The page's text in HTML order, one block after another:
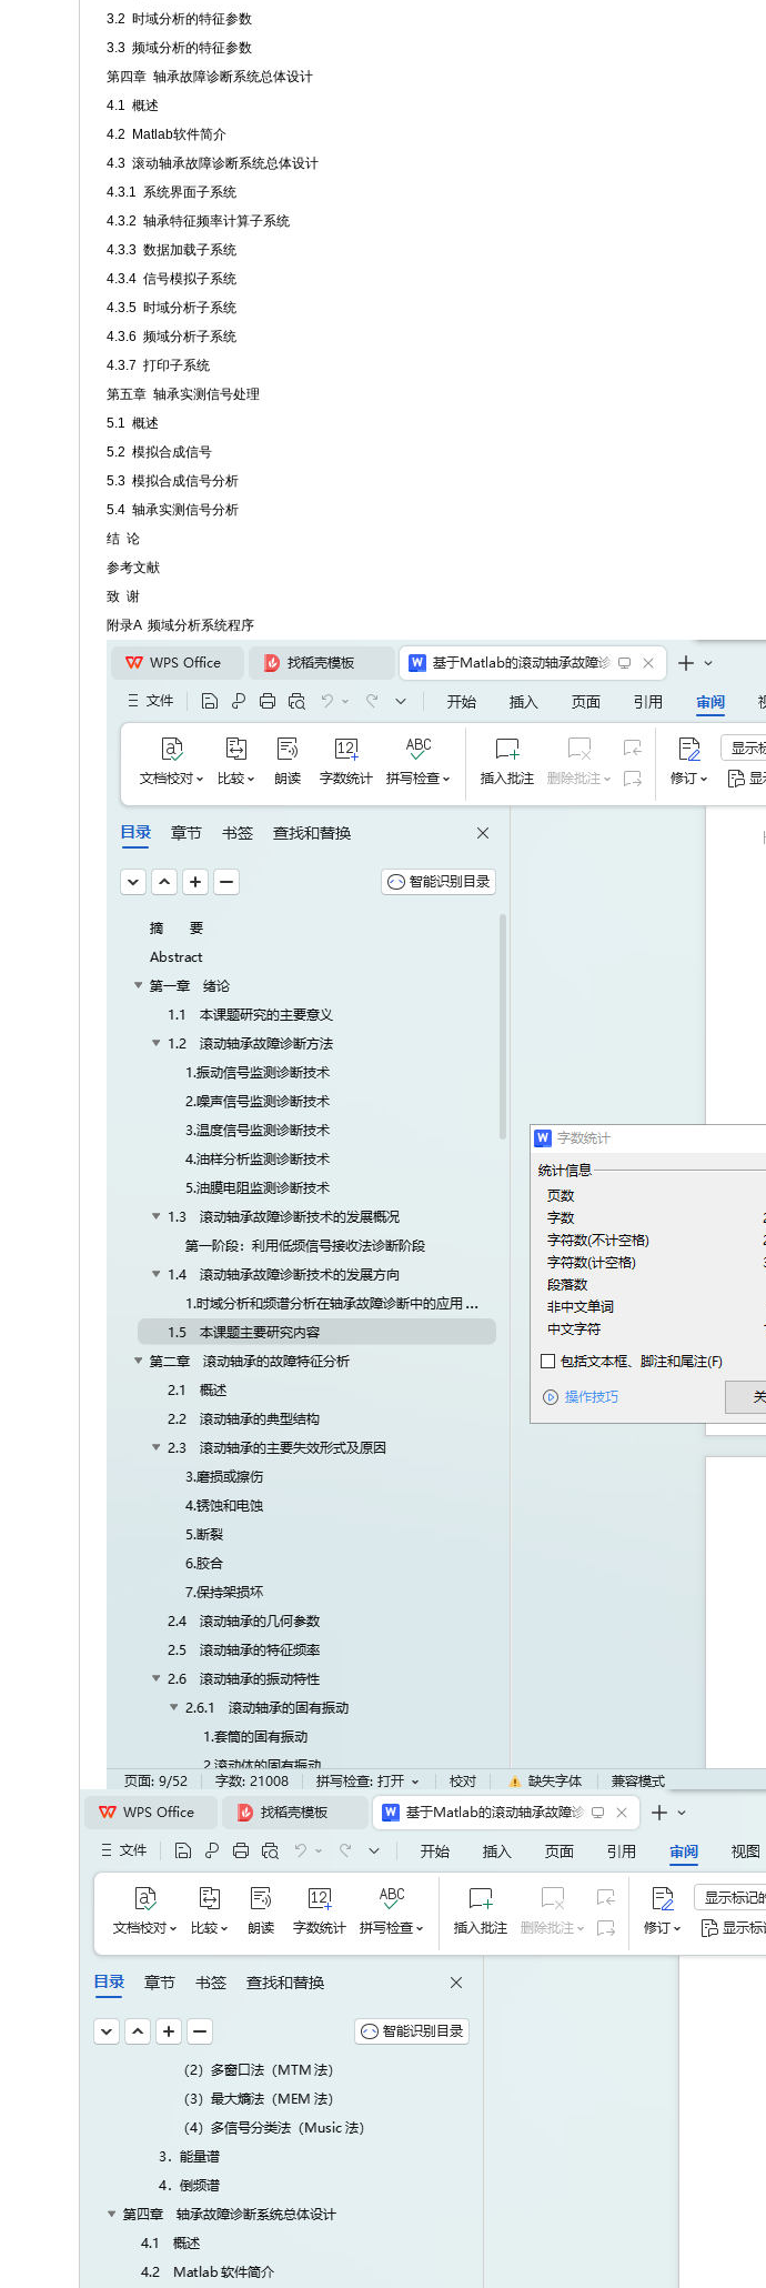
3.2 时域分析的特征参数
3.3 频域分析的特征参数
第四章 轴承故障诊断系统总体设计
4.1 概述
4.2 Matlab软件简介
4.3 滚动轴承故障诊断系统总体设计
4.3.1 系统界面子系统
4.3.2 轴承特征频率计算子系统
4.3.3 数据加载子系统
4.3.4 信号模拟子系统
4.3.5 时域分析子系统
4.3.6 频域分析子系统
4.3.7 打印子系统
第五章 轴承实测信号处理
5.1 概述
5.2 模拟合成信号
5.3 模拟合成信号分析
5.4 轴承实测信号分析
结 论
参考文献
致 谢
附录A 频域分析系统程序